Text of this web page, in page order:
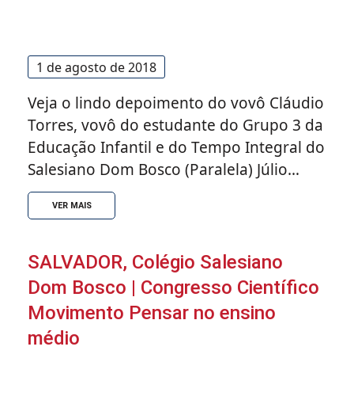
1 de agosto de 2018
Veja o lindo depoimento do vovô Cláudio
Torres, vovô do estudante do Grupo 3 da
Educação Infantil e do Tempo Integral do
Salesiano Dom Bosco (Paralela) Júlio
Torres, sobre as celebrações que
aconteceram no colégio em honra ao dia
eu tive uma experiência incrível. Pela
manhã, bem cedinho, pude traduzir, de
vez, o significado da palavra carinho.
Carinho foi o que recebi de Júlio, na
forma de um abraço afetuoso, ao entrar
VER MAIS
SALVADOR, Colégio Salesiano
Dom Bosco | Congresso Científico
Movimento Pensar no ensino
médio